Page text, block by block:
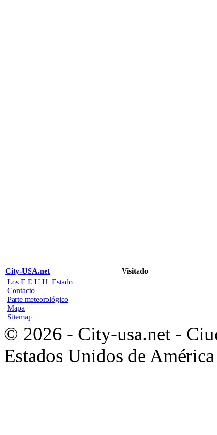
City-USA.net
Visitado
Los E.E.U.U. Estado
Contacto
Parte meteorológico
Mapa
Sitemap
© 2026 - City-usa.net -
Estados Unidos de América